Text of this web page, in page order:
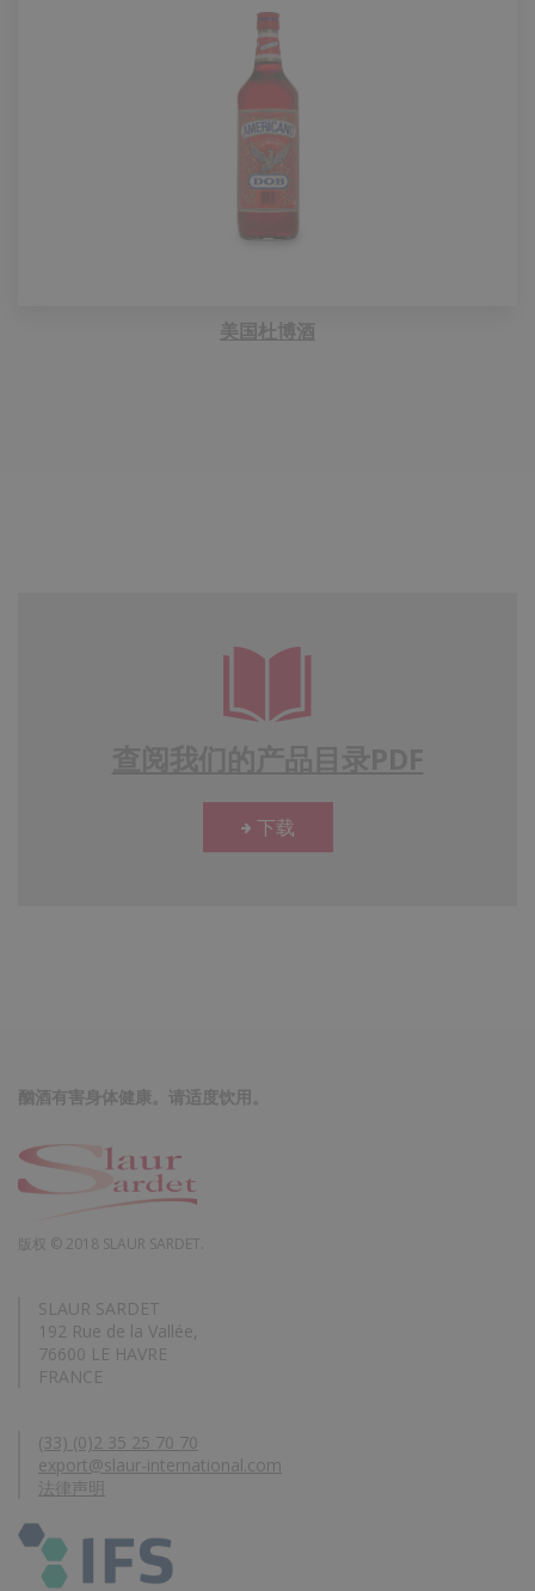
美国杜博酒
下载
酗酒有害身体健康。请适度饮用。
版权 © 2018 SLAUR SARDET.
SLAUR SARDET
192 Rue de la Vallée,
76600 LE HAVRE
FRANCE
(33) (0)2 35 25 70 70
export@slaur-international.com
法律声明